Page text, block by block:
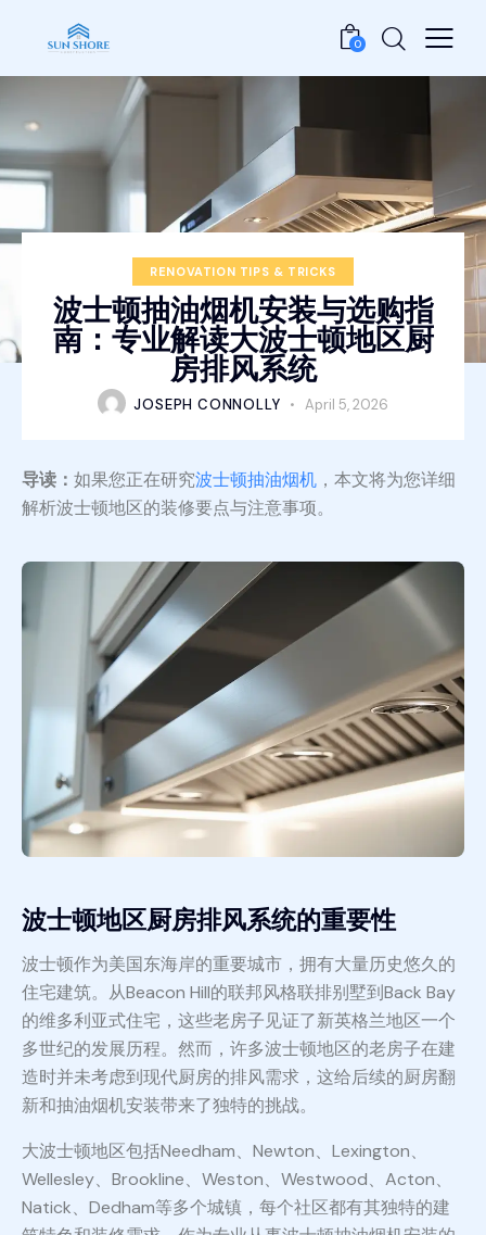
0
RENOVATION TIPS & TRICKS
波士顿抽油烟机安装与选购指
南：专业解读大波士顿地区厨
房排风系统
JOSEPH CONNOLLY April 5, 2026
导读： 如果您正在研究波士顿抽油烟机 ，本文将为您详细
解析波士顿地区的装修要点与注意事项。
波士顿地区厨房排风系统的重要性
波士顿作为美国东海岸的重要城市，拥有大量历史悠久的
住宅建筑。从Beacon Hill的联邦风格联排别墅到Back Bay
的维多利亚式住宅，这些老房子见证了新英格兰地区一个
多世纪的发展历程。然而，许多波士顿地区的老房子在建
造时并未考虑到现代厨房的排风需求，这给后续的厨房翻
新和抽油烟机安装带来了独特的挑战。
大波士顿地区包括Needham、Newton、Lexington、
Wellesley、Brookline、Weston、Westwood、Acton、
Natick、Dedham等多个城镇，每个社区都有其独特的建